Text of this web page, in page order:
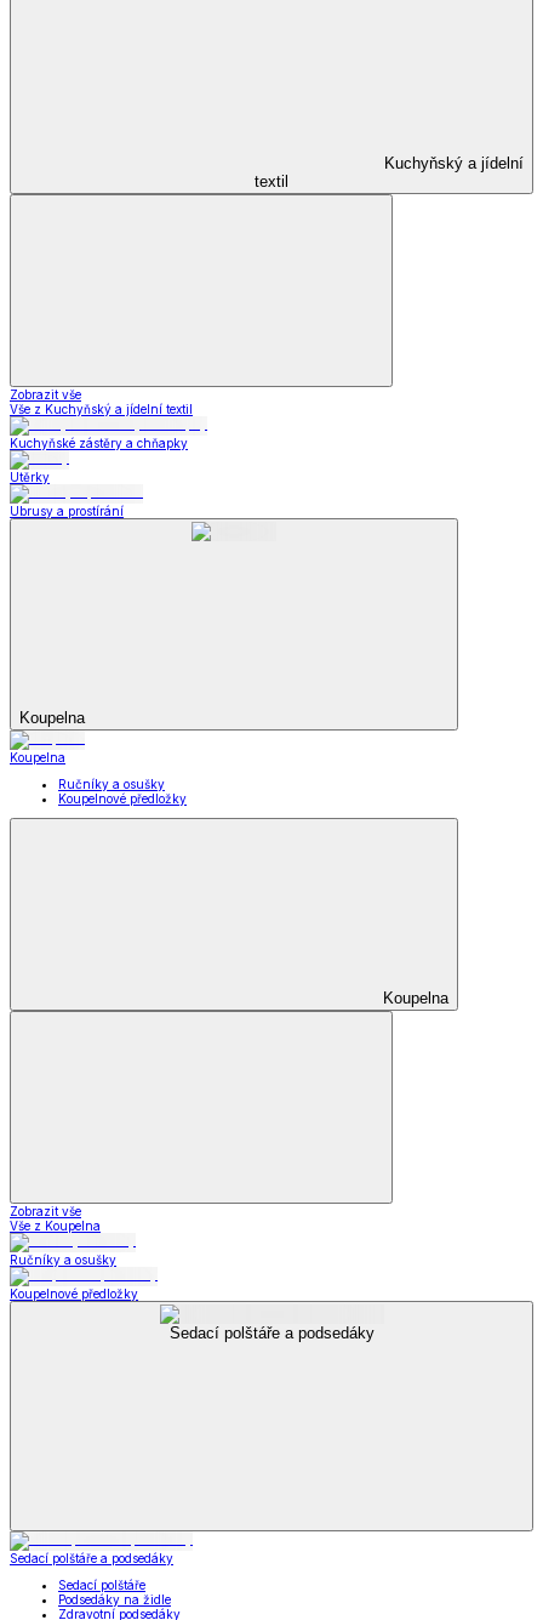
Kuchyňský a jídelní
textil
Zobrazit vše
Vše z Kuchyňský a jídelní textil
Kuchyňské zástěry a chňapky
Utěrky
Ubrusy a prostírání
Koupelna
Koupelna
Ručníky a osušky
Koupelnové předložky
Koupelna
Zobrazit vše
Vše z Koupelna
Ručníky a osušky
Koupelnové předložky
Sedací polštáře a podsedáky
Sedací polštáře a podsedáky
Sedací polštáře
Podsedáky na židle
Zdravotní podsedáky